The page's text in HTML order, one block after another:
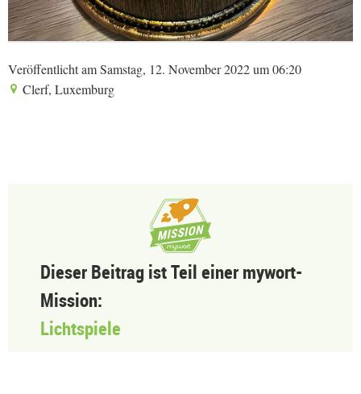
Veröffentlicht am Samstag, 12. November 2022 um 06:20
Clerf, Luxemburg
Dieser Beitrag ist Teil einer mywort-
Mission:
Lichtspiele